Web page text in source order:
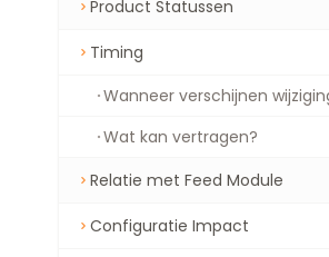
Product Statussen
Timing
Wanneer verschijnen
Wat kan vertragen?
Relatie met Feed Module
Configuratie Impact